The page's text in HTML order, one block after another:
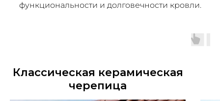
функциональности и долговечности кровли.
Классическая керамическая
черепица